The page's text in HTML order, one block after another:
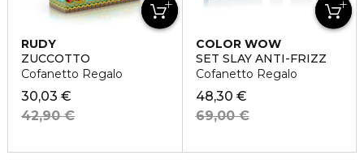
RUDY
ZUCCOTTO
Cofanetto Regalo
30,03 €
42,90 €
COLOR WOW
SET SLAY ANTI-FRIZZ
Cofanetto Regalo
48,30 €
69,00 €